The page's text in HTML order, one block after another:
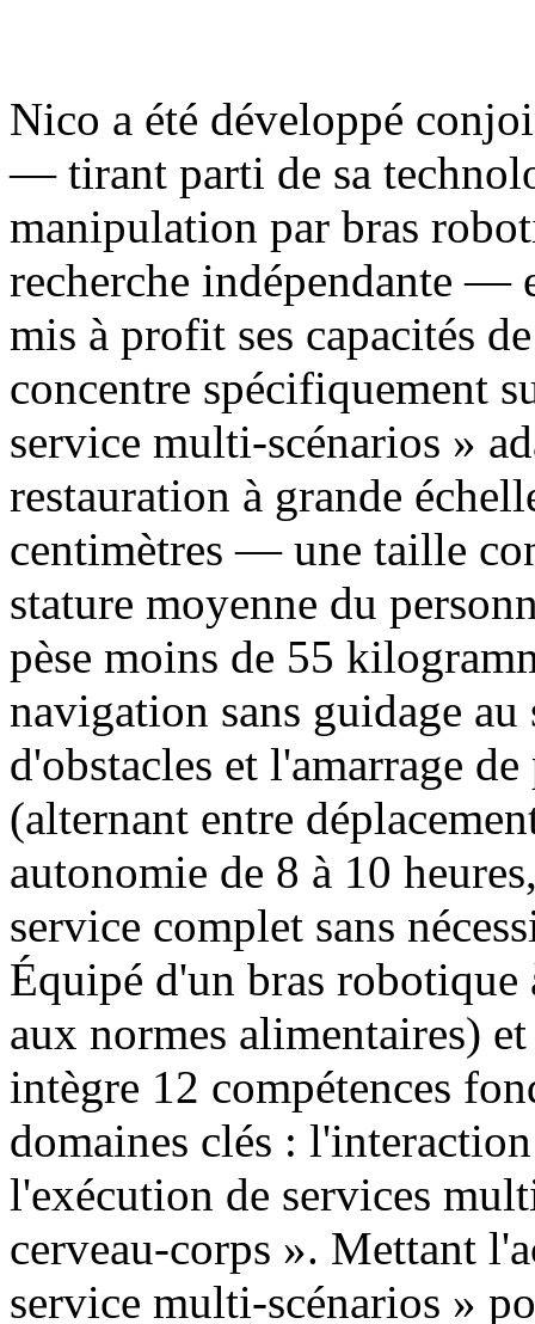
Nico a été développé
— tirant parti de sa
manipulation par bras
recherche indépendante —
mis à profit ses capacités
concentre spécifiquement
service multi-scénarios »
restauration à grande
centimètres — une taille
stature moyenne du
pèse moins de 55
navigation sans guidage
d'obstacles et l'amarrage
(alternant entre
autonomie de 8 à 10
service complet sans
Équipé d'un bras
aux normes alimentaires)
intègre 12 compétences
domaines clés :
l'exécution de services
cerveau-corps ». Mettant
service multi-scénarios »